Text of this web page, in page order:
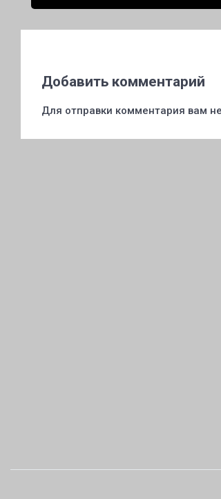
Добавить комментарий
Для отправки комментария вам